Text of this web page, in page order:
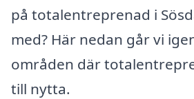
på totalentreprenad i
med? Här nedan går vi
områden där
till nytta.